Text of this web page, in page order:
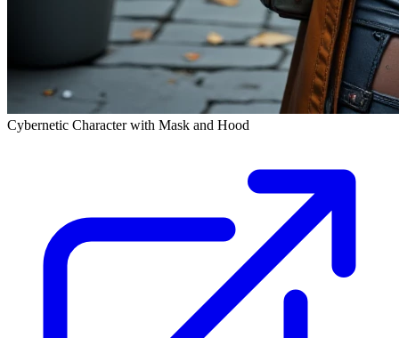
Cybernetic Character with Mask and Hood